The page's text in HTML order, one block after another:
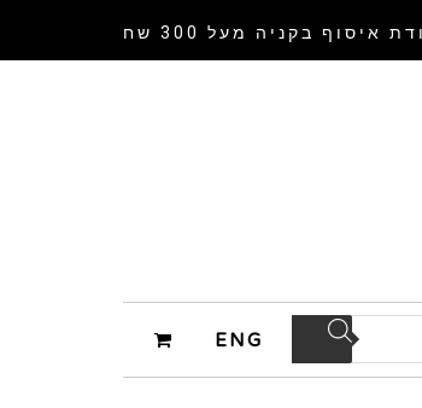
איסוף בקניה מעל 300 שח
ENG